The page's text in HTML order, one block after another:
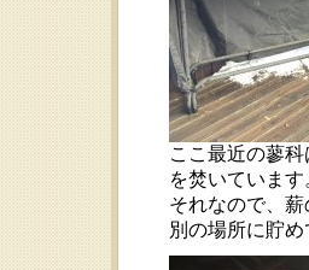
ここ最近の蓼
を焚いています
それなので、薪
別の場所に貯